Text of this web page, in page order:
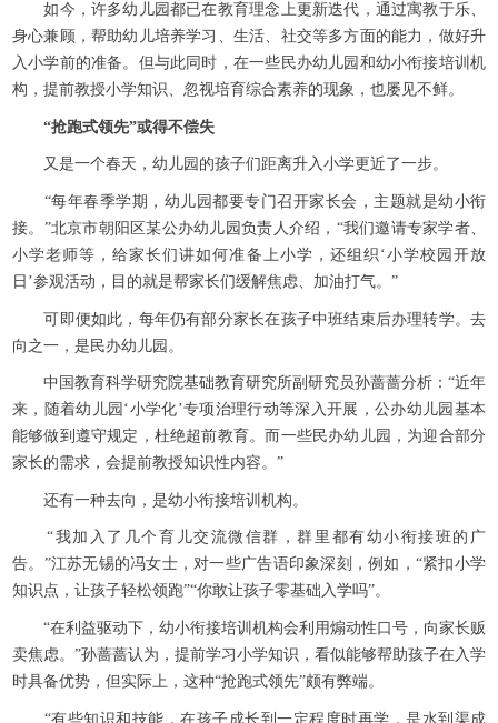
如今，许多幼儿园都已在教育理念上更新迭代，通过寓教于乐、
身心兼顾，帮助幼儿培养学习、生活、社交等多方面的能力，做好升
入小学前的准备。但与此同时，在一些民办幼儿园和幼小衔接培训机
构，提前教授小学知识、忽视培育综合素养的现象，也屡见不鲜。
“抢跑式领先”或得不偿失
又是一个春天，幼儿园的孩子们距离升入小学更近了一步。
“每年春季学期，幼儿园都要专门召开家长会，主题就是幼小衔
接。”北京市朝阳区某公办幼儿园负责人介绍，“我们邀请专家学者、
小学老师等，给家长们讲如何准备上小学，还组织‘小学校园开放
日’参观活动，目的就是帮家长们缓解焦虑、加油打气。”
可即便如此，每年仍有部分家长在孩子中班结束后办理转学。去
向之一，是民办幼儿园。
中国教育科学研究院基础教育研究所副研究员孙蔷蔷分析：“近年
来，随着幼儿园‘小学化’专项治理行动等深入开展，公办幼儿园基本
能够做到遵守规定，杜绝超前教育。而一些民办幼儿园，为迎合部分
家长的需求，会提前教授知识性内容。”
还有一种去向，是幼小衔接培训机构。
“我加入了几个育儿交流微信群，群里都有幼小衔接班的广
告。”江苏无锡的冯女士，对一些广告语印象深刻，例如，“紧扣小学
知识点，让孩子轻松领跑”“你敢让孩子零基础入学吗”。
“在利益驱动下，幼小衔接培训机构会利用煽动性口号，向家长贩
卖焦虑。”孙蔷蔷认为，提前学习小学知识，看似能够帮助孩子在入学
时具备优势，但实际上，这种“抢跑式领先”颇有弊端。
“有些知识和技能，在孩子成长到一定程度时再学，是水到渠成